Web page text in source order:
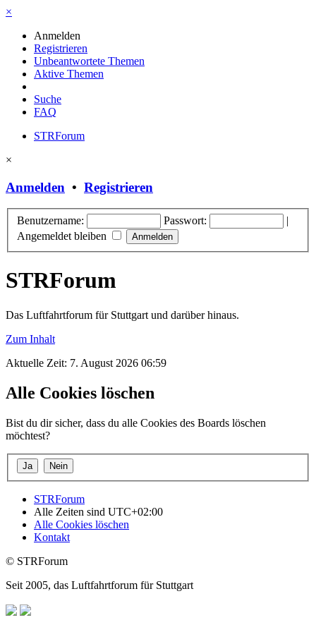
×
Anmelden
Registrieren
Unbeantwortete Themen
Aktive Themen
Suche
FAQ
STRForum
×
Anmelden • Registrieren
Benutzername: Passwort:
|
Angemeldet bleiben
STRForum
Das Luftfahrtforum für Stuttgart und darüber hinaus.
Zum Inhalt
Aktuelle Zeit: 7. August 2026 06:59
Alle Cookies löschen
Bist du dir sicher, dass du alle Cookies des Boards löschen
möchtest?
STRForum
Alle Zeiten sind UTC+02:00
Alle Cookies löschen
Kontakt
© STRForum
Seit 2005, das Luftfahrtforum für Stuttgart